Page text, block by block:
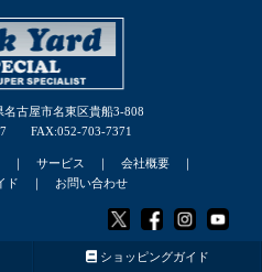
古屋市名東区貴船3-808
FAX:052-703-7371
｜ サービス ｜ 会社概要 ｜
ド ｜ お問い合わせ
© 2025 BACK YARD SPECIAL Co., Ltd.
ショッピングガイド